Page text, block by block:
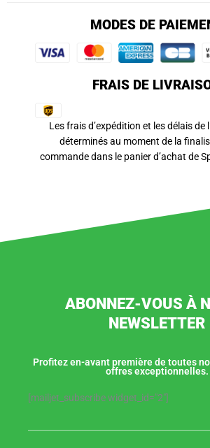
MODES DE
FRAIS DE
Les frais d’expédition et les délais de
déterminés au moment de la
commande dans le panier d’achat de
ABONNEZ-VOUS À
NEWSLETTER
Profitez en-avant première de toutes
offres exceptionnelles.
[mailjet_subscribe widget_id="2"]